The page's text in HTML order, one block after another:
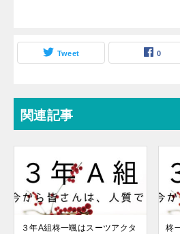
Tweet 0
関連記事
３年A組柊一颯はスーツアクタ
柊